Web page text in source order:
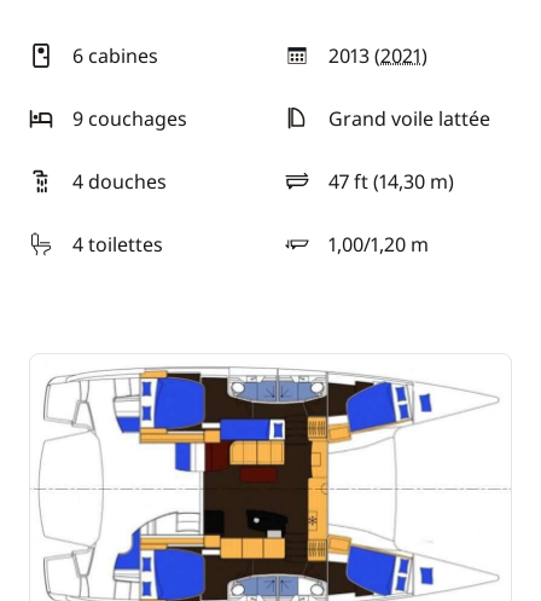
6 cabines 2013 (2021)
année
9 couchages
Grand voile lattée
4 douches 47 ft (14,30 m)
longueur
4 toilettes
1,00/1,20 m
tirant d'eau